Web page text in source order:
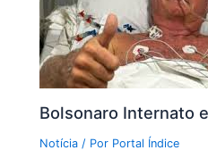
Bolsonaro Internato
Notícia / Por Portal Índice